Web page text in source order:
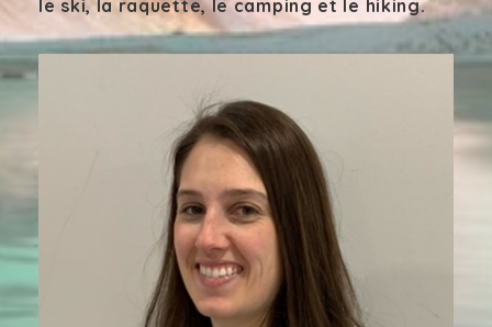
le ski, la raquette, le camping et le hiking.